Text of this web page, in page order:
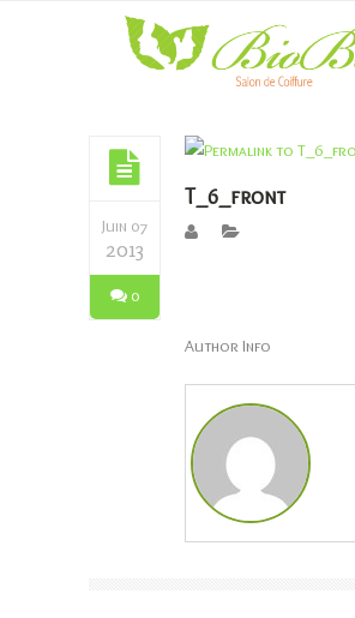
Juin 07
2013
0
T_6_front
Author Info